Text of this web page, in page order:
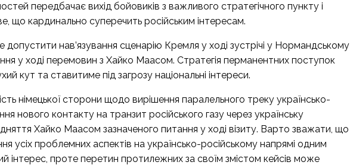
передбачає вихід бойовиків з важливого стратегічного пункту і
що кардинально суперечить російським інтересам.
допустити нав’язування сценарію Кремля у ході зустрічі у Нормандському
у ході перемовин з Хайко Маасом. Стратегія перманентних поступок
кут та ставитиме під загрозу національні інтереси.
німецької сторони щодо вирішення паралельного треку українсько-
нового контакту на транзит російського газу через українську
Хайко Маасом зазначеного питання у ході візиту. Варто зважати, що
усіх проблемних аспектів на українсько-російському напрямі одним
інтерес, проте перетин протилежних за своїм змістом кейсів може